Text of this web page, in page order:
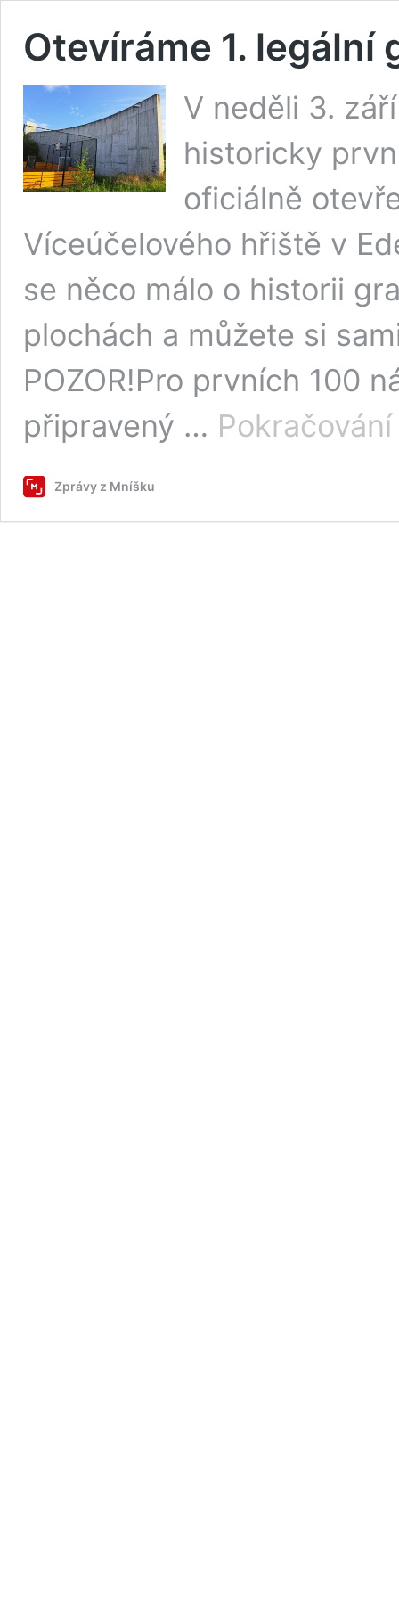
Otevíráme 1.
V neděli 3.
historicky
oficiálně
Víceúčelového hřiště v
se něco málo o historii
plochách a můžete si
POZOR!Pro prvních 100
připravený …
Zprávy z Mníšku